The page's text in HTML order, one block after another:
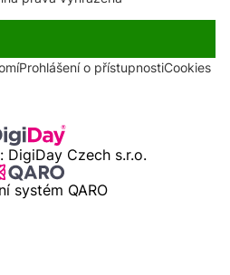
Prohlášení o přístupnostiCookies
DigiDay Czech s.r.o.
systém QARO